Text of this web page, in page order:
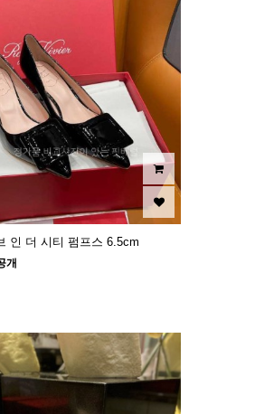
인 더 시티 펌프스 6.5cm
개